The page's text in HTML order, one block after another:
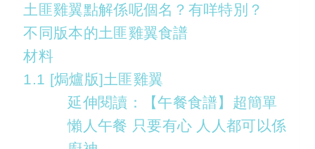
土匪雞翼點解係呢個名？有咩特別？
不同版本的土匪雞翼食譜
材料
1.1 [焗爐版]土匪雞翼
延伸閱讀：【午餐食譜】超簡單
懶人午餐 只要有心 人人都可以係